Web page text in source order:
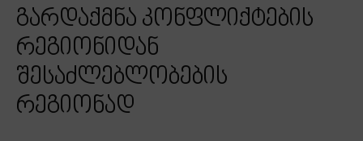
გარდაქმნა კონფლიქტების
რეგიონიდან
შესაძლებლობების
რეგიონად